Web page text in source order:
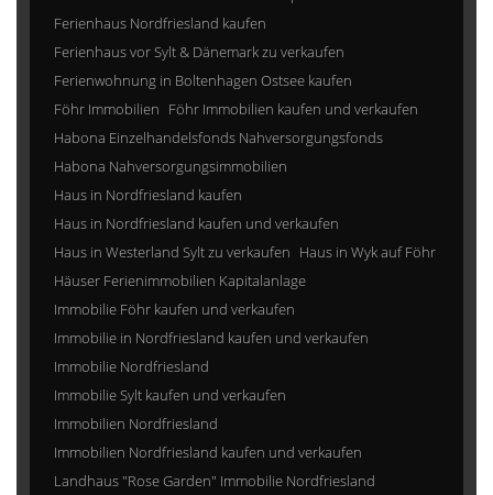
Ferienhaus Nordfriesland kaufen
Ferienhaus vor Sylt & Dänemark zu verkaufen
Ferienwohnung in Boltenhagen Ostsee kaufen
Föhr Immobilien Föhr Immobilien kaufen und verkaufen
Habona Einzelhandelsfonds Nahversorgungsfonds
Habona Nahversorgungsimmobilien
Haus in Nordfriesland kaufen
Haus in Nordfriesland kaufen und verkaufen
Haus in Westerland Sylt zu verkaufen Haus in Wyk auf Föhr
Häuser Ferienimmobilien Kapitalanlage
Immobilie Föhr kaufen und verkaufen
Immobilie in Nordfriesland kaufen und verkaufen
Immobilie Nordfriesland
Immobilie Sylt kaufen und verkaufen
Immobilien Nordfriesland
Immobilien Nordfriesland kaufen und verkaufen
Landhaus "Rose Garden" Immobilie Nordfriesland